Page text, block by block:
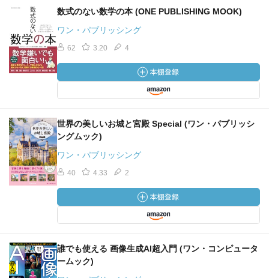
数式のない数学の本 (ONE PUBLISHING MOOK)
ワン・パブリッシング
62 3.20 4
世界の美しいお城と宮殿 Special (ワン・パブリッシ
ングムック)
ワン・パブリッシング
40 4.33 2
誰でも使える 画像生成AI超入門 (ワン・コンピュータ
ームック)